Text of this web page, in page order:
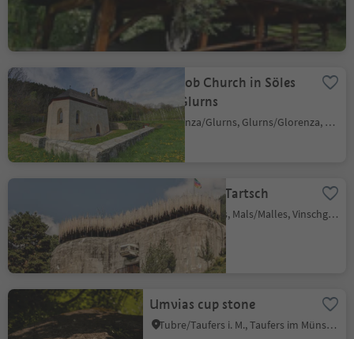
S. Jakob Church in Söles
near Glurns
Glorenza/Glurns, Glurns/Glorenza, Vinschgau/Val Venosta
Bunker23 in Tartsch
Tartsch/Tarces, Mals/Malles, Vinschgau/Val Venosta
Umvias cup stone
Tubre/Taufers i. M., Taufers im Münstertal/Tubre, Vinschgau/Val Venosta